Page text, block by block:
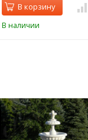
В корзину
В наличии